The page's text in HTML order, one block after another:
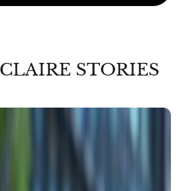
STORIES